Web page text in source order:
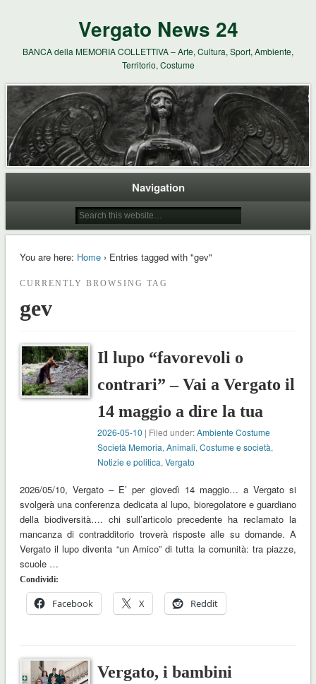
Vergato News 24
BANCA della MEMORIA COLLETTIVA – Arte, Cultura, Sport, Ambiente,
Territorio, Costume
Navigation
You are here: Home› Entries tagged with "gev"
CURRENTLY BROWSING TAG
gev
Il lupo “favorevoli o
contrari” – Vai a Vergato il
14 maggio a dire la tua
2026-05-10 | Filed under:Ambiente Costume
Società Memoria,Animali,Costume e società,
Notizie e politica,Vergato
2026/05/10, Vergato – E’ per giovedì 14 maggio… a Vergato si
svolgerà una conferenza dedicata al lupo, bioregolatore e guardiano
della biodiversità…. chi sull’articolo precedente ha reclamato la
mancanza di contradditorio troverà risposte alle su domande. A
Vergato il lupo diventa “un Amico” di tutta la comunità: tra piazze,
scuole …
Condividi:
Facebook X Reddit
Vergato, i bambini